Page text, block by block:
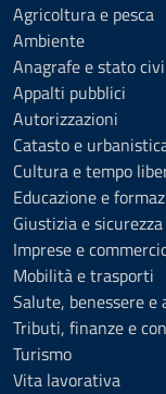
Agricoltura e pesca
Ambiente
Anagrafe e stato
Appalti pubblici
Autorizzazioni
Catasto e
Cultura e tempo
Educazione e
Giustizia e
Imprese e
Mobilità e trasporti
Salute, benessere e
Tributi, finanze e
Turismo
Vita lavorativa